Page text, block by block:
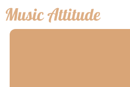
Vai
al
contenuto